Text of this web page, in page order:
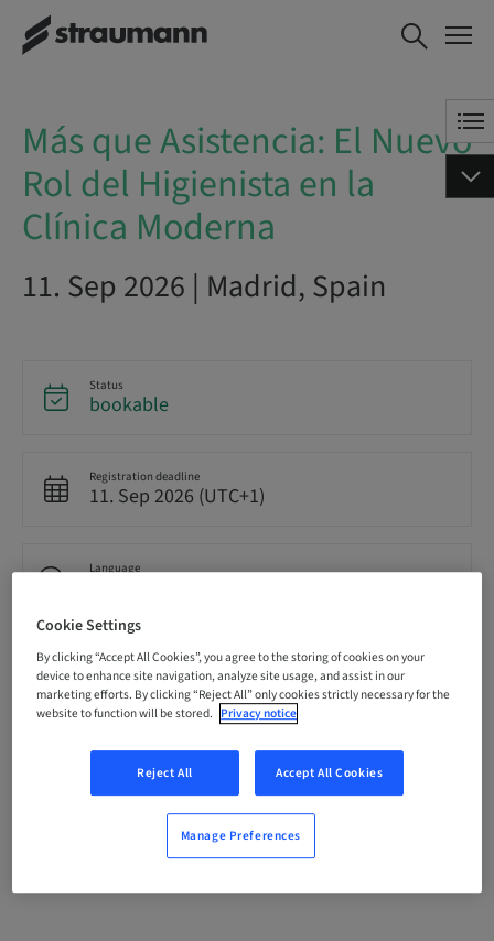
Más que Asistencia: El Nuevo
Rol del Higienista en la Clínica
BOOK NOW
Más que Asistencia: El Nuevo
Rol del Higienista en la
Clínica Moderna
11. Sep 2026 | Madrid, Spain
Status
bookable
Registration deadline
11. Sep 2026 (UTC+1)
Language
Points
0.00 Points
Delivery method
Theoretical
Cookie Settings
By clicking “Accept All Cookies”, you agree to the storing of cookies on your
device to enhance site navigation, analyze site usage, and assist in our
marketing efforts. By clicking “Reject All” only cookies strictly necessary for the
website to function will be stored. Privacy notice
Reject All Accept All Cookies
Manage Preferences